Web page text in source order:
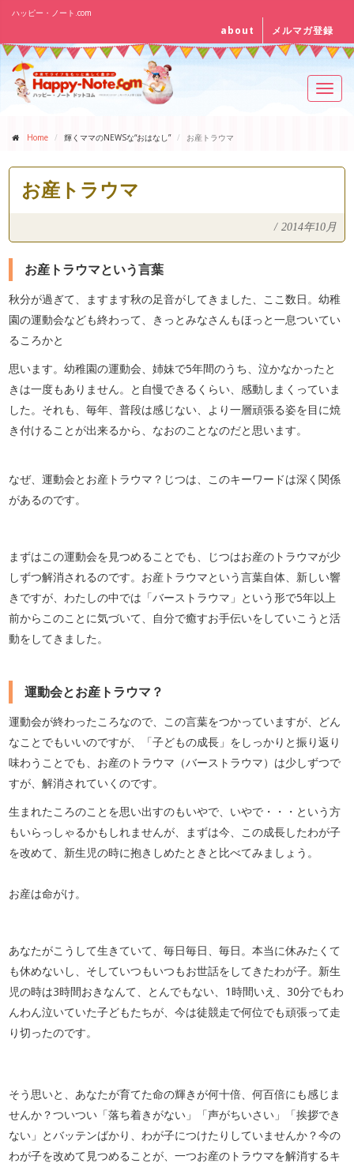
ハッピー・ノート.com
about メルマガ登録
Home 輝くママのNEWSな“おはなし” お産トラウマ
お産トラウマ
/ 2014年10月
お産トラウマという言葉
秋分が過ぎて、ますます秋の足音がしてきました、ここ数日。幼稚
園の運動会なども終わって、きっとみなさんもほっと一息ついてい
るころかと
思います。幼稚園の運動会、姉妹で5年間のうち、泣かなかったと
きは一度もありません。と自慢できるくらい、感動しまくっていま
した。それも、毎年、普段は感じない、より一層頑張る姿を目に焼
き付けることが出来るから、なおのことなのだと思います。
なぜ、運動会とお産トラウマ？じつは、このキーワードは深く関係
があるのです。
まずはこの運動会を見つめることでも、じつはお産のトラウマが少
しずつ解消されるのです。お産トラウマという言葉自体、新しい響
きですが、わたしの中では「バーストラウマ」という形で5年以上
前からこのことに気づいて、自分で癒すお手伝いをしていこうと活
動をしてきました。
運動会とお産トラウマ？
運動会が終わったころなので、この言葉をつかっていますが、どん
なことでもいいのですが、「子どもの成長」をしっかりと振り返り
味わうことでも、お産のトラウマ（バーストラウマ）は少しずつで
すが、解消されていくのです。
生まれたころのことを思い出すのもいやで、いやで・・・という方
もいらっしゃるかもしれませんが、まずは今、この成長したわが子
を改めて、新生児の時に抱きしめたときと比べてみましょう。
お産は命がけ。
あなたがこうして生きていて、毎日毎日、毎日。本当に休みたくて
も休めないし、そしていつもいつもお世話をしてきたわが子。新生
児の時は3時間おきなんて、とんでもない、1時間いえ、30分でもわ
んわん泣いていた子どもたちが、今は徒競走で何位でも頑張って走
り切ったのです。
そう思いと、あなたが育てた命の輝きが何十倍、何百倍にも感じま
せんか？ついつい「落ち着きがない」「声がちいさい」「挨拶でき
ない」とバッテンばかり、わが子につけたりしていませんか？今の
わが子を改めて見つめることが、一つお産のトラウマを解消するキ